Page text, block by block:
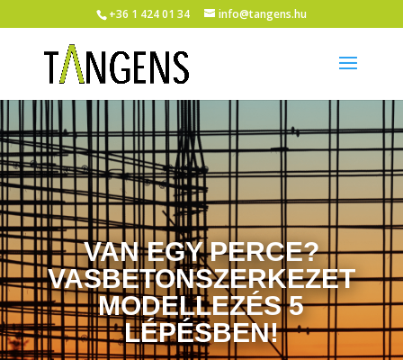
+36 1 424 01 34 info@tangens.hu
VAN EGY PERCE?
VASBETONSZERKEZET
MODELLEZÉS 5
LÉPÉSBEN!